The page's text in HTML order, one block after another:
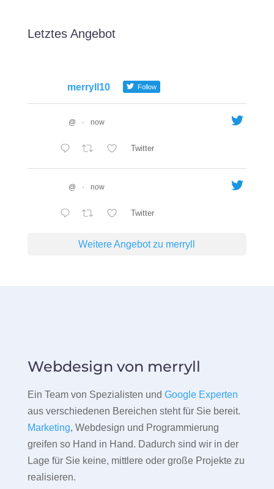
Letztes Angebot
merryll10 Follow
@ · now
Twitter
@ · now
Twitter
Weitere Angebot zu merryll
Webdesign von merryll
Ein Team von Spezialisten und Google Experten
aus verschiedenen Bereichen steht für Sie bereit.
Marketing, Webdesign und Programmierung
greifen so Hand in Hand. Dadurch sind wir in der
Lage für Sie keine, mittlere oder große Projekte zu
realisieren.